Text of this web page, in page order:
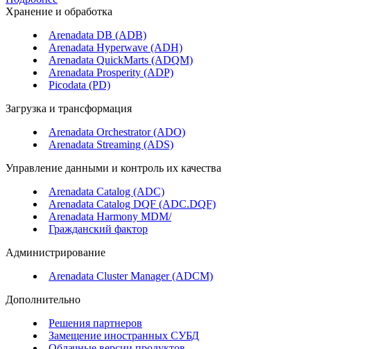
Хранение и обработка
Arenadata DB (ADB)
Arenadata Hyperwave (ADH)
Arenadata QuickMarts (ADQM)
Arenadata Prosperity (ADP)
Picodata (PD)
Загрузка и трансформация
Arenadata Orchestrator (ADO)
Arenadata Streaming (ADS)
Управление данными и контроль их качества
Arenadata Catalog (ADC)
Arenadata Catalog DQF (ADС.DQF)
Arenadata Harmony MDM/
Гражданский фактор
Администрирование
Arenadata Cluster Manager (ADCM)
Дополнительно
Решения партнеров
Замещение иностранных СУБД